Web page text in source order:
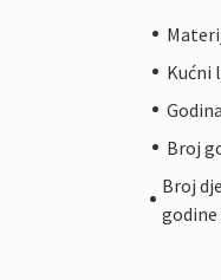
Kućni
Broj
Broj